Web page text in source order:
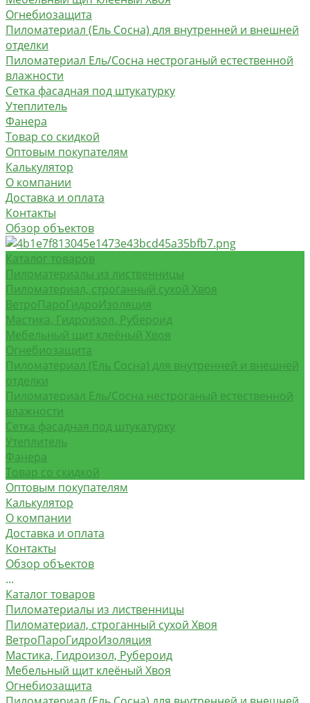
Огнебиозащита
Пиломатериал (Ель Сосна) для внутренней и внешней
отделки
Пиломатериал Ель/Сосна нестроганый естественной
влажности
Сетка фасадная под штукатурку
Утеплитель
Фанера
Товар со скидкой
Оптовым покупателям
Калькулятор
О компании
Доставка и оплата
Контакты
Обзор объектов
Каталог товаров
Пиломатериалы из лиственницы
Пиломатериал, строганный сухой Хвоя
ВетроПароГидроИзоляция
Мастика, Гидроизол, Рубероид
Мебельный щит клеёный Хвоя
Огнебиозащита
Пиломатериал (Ель Сосна) для внутренней и внешней
отделки
Пиломатериал Ель/Сосна нестроганый естественной
влажности
Сетка фасадная под штукатурку
Утеплитель
Фанера
Товар со скидкой
Оптовым покупателям
Калькулятор
О компании
Доставка и оплата
Контакты
Обзор объектов
...
Каталог товаров
Пиломатериалы из лиственницы
Пиломатериал, строганный сухой Хвоя
ВетроПароГидроИзоляция
Мастика, Гидроизол, Рубероид
Мебельный щит клеёный Хвоя
Огнебиозащита